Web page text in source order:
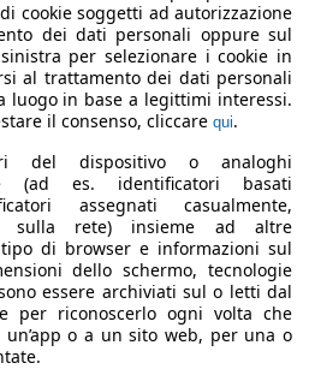
70 kW (95 PS)
13.4s
170 km/h
6
cookie soggetti ad autorizzazione
dei dati personali oppure sul
per selezionare i cookie in
al trattamento dei dati personali
luogo in base a legittimi interessi.
il consenso, cliccare qui.
del dispositivo o analoghi
(ad es. identificatori basati
assegnati casualmente,
sulla rete) insieme ad altre
di browser e informazioni sul
dello schermo, tecnologie
essere archiviati sul o letti dal
per riconoscerlo ogni volta che
un’app o a un sito web, per una o